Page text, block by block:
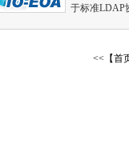
于标准LDAP
<<【首